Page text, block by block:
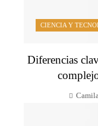
CIENCIA Y
Diferencias